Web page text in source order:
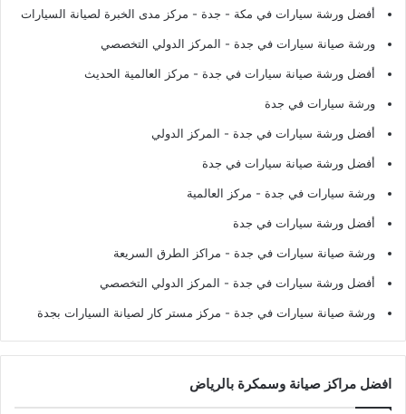
أفضل ورشة سيارات في مكة - جدة - مركز مدى الخبرة لصيانة السيارات
ورشة صيانة سيارات في جدة - المركز الدولي التخصصي
أفضل ورشة صيانة سيارات في جدة - مركز العالمية الحديث
ورشة سيارات في جدة
أفضل ورشة سيارات في جدة - المركز الدولي
أفضل ورشة صيانة سيارات في جدة
ورشة سيارات في جدة - مركز العالمية
أفضل ورشة سيارات في جدة
ورشة صيانة سيارات في جدة - مراكز الطرق السريعة
أفضل ورشة سيارات في جدة - المركز الدولي التخصصي
ورشة صيانة سيارات في جدة - مركز مستر كار لصيانة السيارات بجدة
افضل مراكز صيانة وسمكرة بالرياض